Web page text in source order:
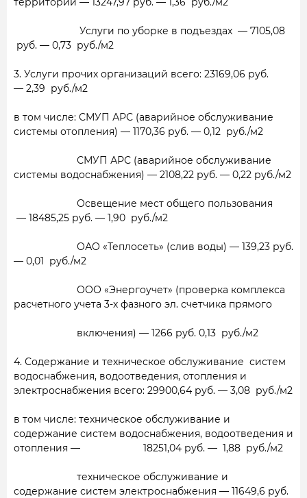
Услуги по уборке в подъездах — 7105,08
руб. — 0,73 руб./м2
3. Услуги прочих организаций всего: 23169,06 руб.
— 2,39 руб./м2
в том числе: СМУП АРС (аварийное обслуживание
системы отопления) — 1170,36 руб. — 0,12 руб./м2
СМУП АРС (аварийное обслуживание
системы водоснабжения) — 2108,22 руб. — 0,22 руб./м2
Освещение мест общего пользования
— 18485,25 руб. — 1,90 руб./м2
ОАО «Теплосеть» (слив воды) — 139,23 руб.
— 0,01 руб./м2
ООО «Энергоучет» (проверка комплекса
расчетного учета 3-х фазного эл. счетчика прямого
включения) — 1266 руб. 0,13 руб./м2
4. Содержание и техническое обслуживание систем
водоснабжения, водоотведения, отопления и
электроснабжения всего: 29900,64 руб. — 3,08 руб./м2
в том числе: техническое обслуживание и
содержание систем водоснабжения, водоотведения и
отопления — 18251,04 руб. — 1,88 руб./м2
техническое обслуживание и
содержание систем электроснабжения — 11649,6 руб.